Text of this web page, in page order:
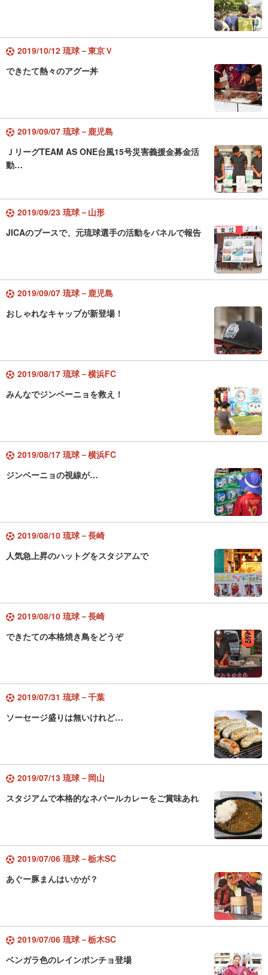
2019/10/12 琉球－東京Ｖ
できたて熱々のアグー丼
2019/09/07 琉球－鹿児島
ＪリーグTEAM AS ONE台風15号災害義援金募金活
動…
2019/09/23 琉球－山形
JICAのブースで、元琉球選手の活動をパネルで報告
2019/09/07 琉球－鹿児島
おしゃれなキャップが新登場！
2019/08/17 琉球－横浜FC
みんなでジンベーニョを救え！
2019/08/17 琉球－横浜FC
ジンベーニョの視線が…
2019/08/10 琉球－長崎
人気急上昇のハットグをスタジアムで
2019/08/10 琉球－長崎
できたての本格焼き鳥をどうぞ
2019/07/31 琉球－千葉
ソーセージ盛りは無いけれど…
2019/07/13 琉球－岡山
スタジアムで本格的なネパールカレーをご賞味あれ
2019/07/06 琉球－栃木SC
あぐー豚まんはいかが？
2019/07/06 琉球－栃木SC
ベンガラ色のレインポンチョ登場